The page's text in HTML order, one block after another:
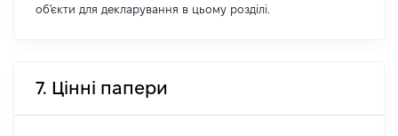
об'єкти для декларування в цьому розділі.
7. Цінні папери